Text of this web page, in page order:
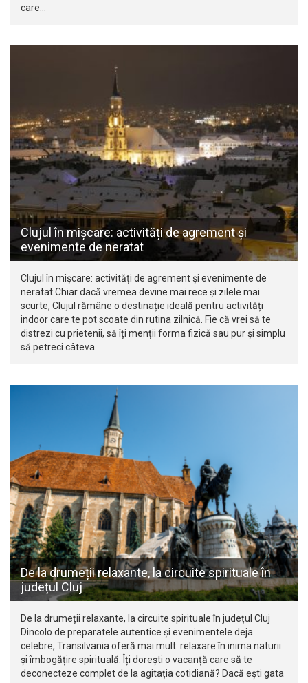
care…
Clujul în mișcare: activități de agrement și
evenimente de neratat
Clujul în mișcare: activități de agrement și evenimente de
neratat Chiar dacă vremea devine mai rece și zilele mai
scurte, Clujul rămâne o destinație ideală pentru activități
indoor care te pot scoate din rutina zilnică. Fie că vrei să te
distrezi cu prietenii, să îți menții forma fizică sau pur și simplu
să petreci câteva…
De la drumeții relaxante, la circuite spirituale în
județul Cluj
De la drumeții relaxante, la circuite spirituale în județul Cluj
Dincolo de preparatele autentice și evenimentele deja
celebre, Transilvania oferă mai mult: relaxare în inima naturii
și îmbogățire spirituală. Îți dorești o vacanță care să te
deconecteze complet de la agitația cotidiană? Dacă ești gata